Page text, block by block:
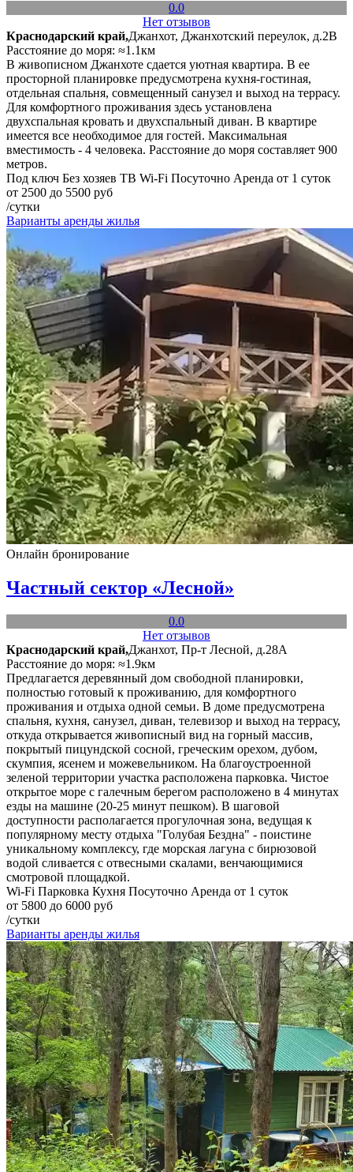
0.0
Нет отзывов
Краснодарский край,Джанхот, Джанхотский переулок, д.2В
Расстояние до моря: ≈1.1км
В живописном Джанхоте сдается уютная квартира. В ее
просторной планировке предусмотрена кухня-гостиная,
отдельная спальня, совмещенный санузел и выход на террасу.
Для комфортного проживания здесь установлена
двухспальная кровать и двухспальный диван. В квартире
имеется все необходимое для гостей. Максимальная
вместимость - 4 человека. Расстояние до моря составляет 900
метров.
Под ключ Без хозяев ТВ Wi-Fi Посуточно Аренда от 1 суток
от 2500 до 5500 руб
/сутки
Варианты аренды жилья
Онлайн бронирование
Частный сектор «Лесной»
0.0
Нет отзывов
Краснодарский край,Джанхот, Пр-т Лесной, д.28А
Расстояние до моря: ≈1.9км
Предлагается деревянный дом свободной планировки,
полностью готовый к проживанию, для комфортного
проживания и отдыха одной семьи. В доме предусмотрена
спальня, кухня, санузел, диван, телевизор и выход на террасу,
откуда открывается живописный вид на горный массив,
покрытый пицундской сосной, греческим орехом, дубом,
скумпия, ясенем и можевельником. На благоустроенной
зеленой территории участка расположена парковка. Чистое
открытое море с галечным берегом расположено в 4 минутах
езды на машине (20-25 минут пешком). В шаговой
доступности располагается прогулочная зона, ведущая к
популярному месту отдыха "Голубая Бездна" - поистине
уникальному комплексу, где морская лагуна с бирюзовой
водой сливается с отвесными скалами, венчающимися
смотровой площадкой.
Wi-Fi Парковка Кухня Посуточно Аренда от 1 суток
от 5800 до 6000 руб
/сутки
Варианты аренды жилья